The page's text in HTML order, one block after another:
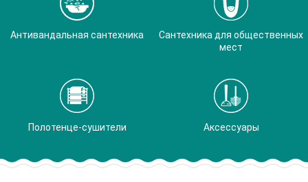
Антивандальная сантехника
Сантехника для общественных
мест
Полотенце-сушители Аксессуары